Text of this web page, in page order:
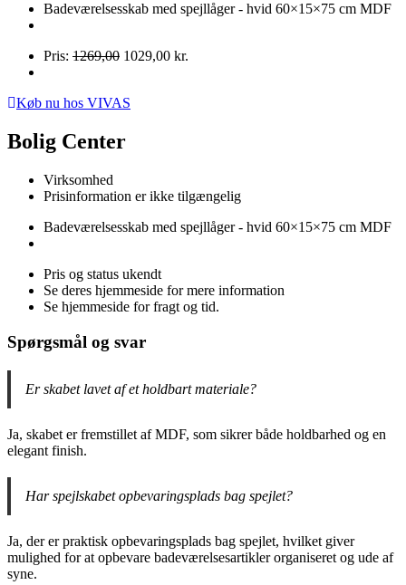
Badeværelsesskab med spejllåger - hvid 60×15×75 cm MDF
Pris: 1269,00 1029,00 kr.
Køb nu hos VIVAS
Bolig Center
Virksomhed
Prisinformation er ikke tilgængelig
Badeværelsesskab med spejllåger - hvid 60×15×75 cm MDF
Pris og status ukendt
Se deres hjemmeside for mere information
Se hjemmeside for fragt og tid.
Spørgsmål og svar
Er skabet lavet af et holdbart materiale?
Ja, skabet er fremstillet af MDF, som sikrer både holdbarhed og en
elegant finish.
Har spejlskabet opbevaringsplads bag spejlet?
Ja, der er praktisk opbevaringsplads bag spejlet, hvilket giver
mulighed for at opbevare badeværelsesartikler organiseret og ude af
syne.